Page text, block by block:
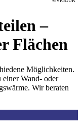
–
Flächen
Möglichkeiten.
Wand- oder
Wir beraten